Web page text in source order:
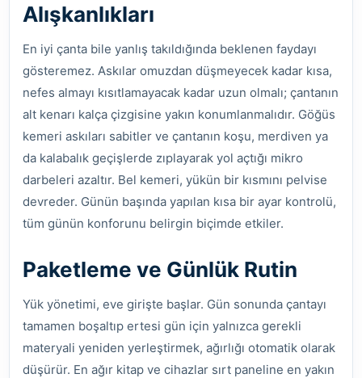
Alışkanlıkları
En iyi çanta bile yanlış takıldığında beklenen faydayı
gösteremez. Askılar omuzdan düşmeyecek kadar kısa,
nefes almayı kısıtlamayacak kadar uzun olmalı; çantanın
alt kenarı kalça çizgisine yakın konumlanmalıdır. Göğüs
kemeri askıları sabitler ve çantanın koşu, merdiven ya
da kalabalık geçişlerde zıplayarak yol açtığı mikro
darbeleri azaltır. Bel kemeri, yükün bir kısmını pelvise
devreder. Günün başında yapılan kısa bir ayar kontrolü,
tüm günün konforunu belirgin biçimde etkiler.
Paketleme ve Günlük Rutin
Yük yönetimi, eve girişte başlar. Gün sonunda çantayı
tamamen boşaltıp ertesi gün için yalnızca gerekli
materyali yeniden yerleştirmek, ağırlığı otomatik olarak
düşürür. En ağır kitap ve cihazlar sırt paneline en yakın